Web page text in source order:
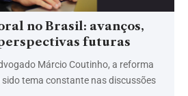
no Brasil: avanços,
futuras
Márcio Coutinho, a reforma
tema constante nas discussões